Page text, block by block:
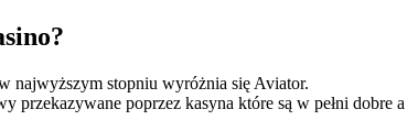
najwyższym stopniu wyróżnia się Aviator.
przekazywane poprzez kasyna które są w pełni dobre a